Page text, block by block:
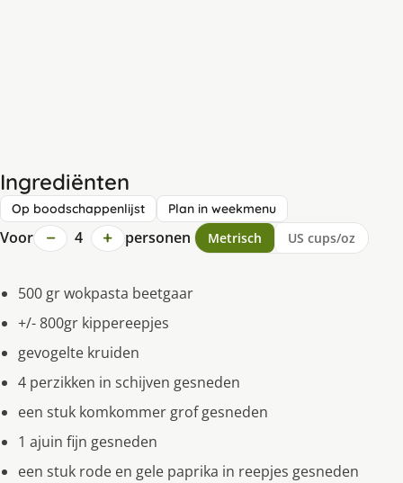
Ingrediënten
Op boodschappenlijst Plan in weekmenu
Voor − 4 + personen Metrisch US cups/oz
500 gr wokpasta beetgaar
+/- 800gr kippereepjes
gevogelte kruiden
4 perzikken in schijven gesneden
een stuk komkommer grof gesneden
1 ajuin fijn gesneden
een stuk rode en gele paprika in reepjes gesneden